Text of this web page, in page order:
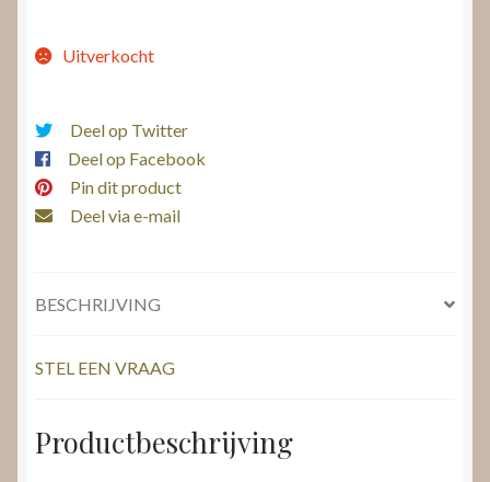
Uitverkocht
Deel op Twitter
Deel op Facebook
Pin dit product
Deel via e-mail
BESCHRIJVING
STEL EEN VRAAG
Productbeschrijving